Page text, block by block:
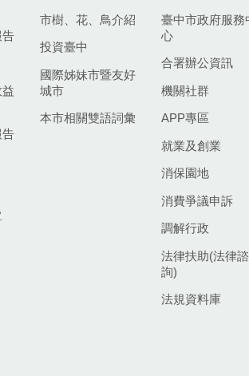
告
告
市樹、花、鳥介紹
投資臺中
國際姊妹市暨友好
城市
本市相關雙語詞彙
臺中市政府服務
心
合署辦公資訊
機關社群
APP專區
就業及創業
消保園地
消費爭議申訴
調解行政
法律扶助(法律諮
詢)
法規資料庫